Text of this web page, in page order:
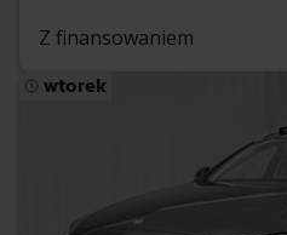
Z finansowaniem
wtorek